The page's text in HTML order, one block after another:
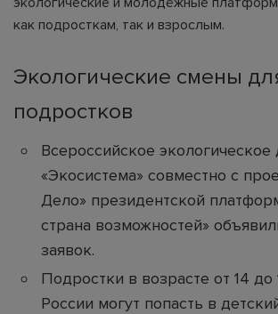
как подросткам, так и взрослым.
Экологические смены
подростков
Всероссийское
«Экосистема» совместно с
Дело» президентской
страна возможностей»
заявок.
Подростки в возрасте от 14 до
России могут попасть в